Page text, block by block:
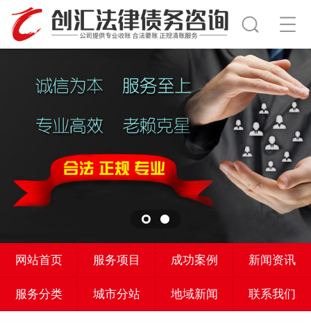
网站首页 服务项目 成功案例 新闻资讯
服务分类 城市分站 地域新闻 联系我们